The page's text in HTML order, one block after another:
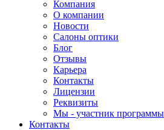
Компания
О компании
Новости
Салоны оптики
Блог
Отзывы
Карьера
Контакты
Лицензии
Реквизиты
Мы - участник
Контакты